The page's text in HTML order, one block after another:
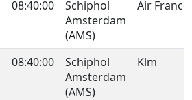
08:40:00
Schiphol
Amsterdam
(AMS)
Air France
08:40:00
Schiphol
Amsterdam
(AMS)
Klm